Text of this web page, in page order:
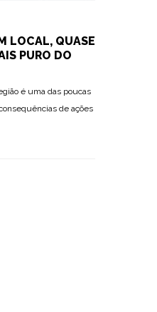
LOCAL, QUASE
PURO DO
é uma das poucas
de ações